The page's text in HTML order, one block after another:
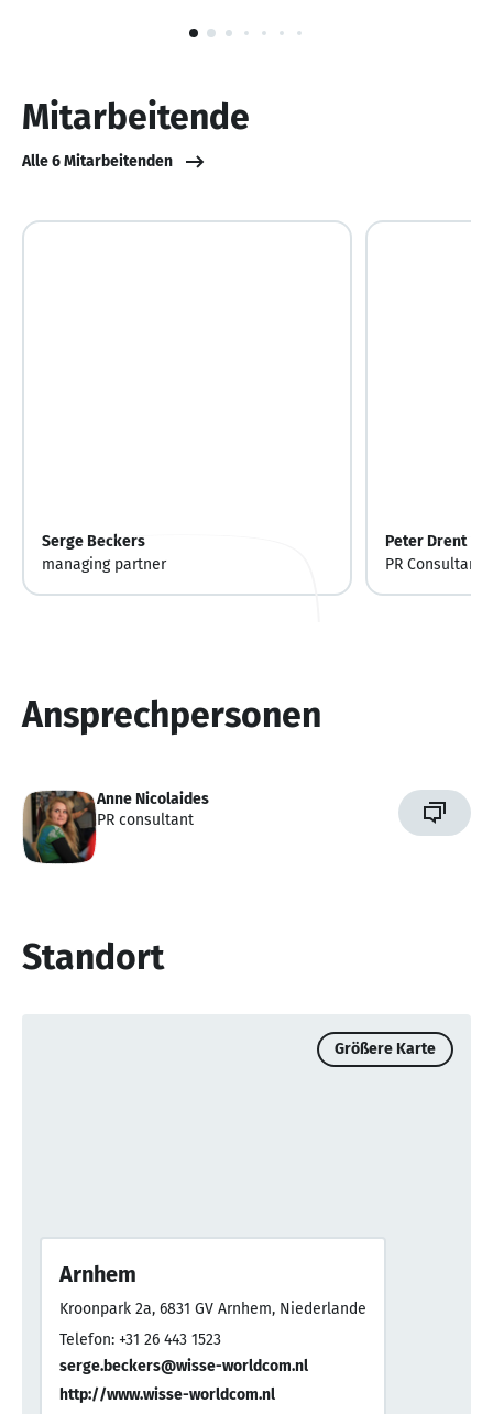
Mitarbeitende
Alle 6 Mitarbeitenden
Serge Beckers
managing partner
Peter Drent
PR Consultant
Ansprechpersonen
Anne Nicolaides
PR consultant
Standort
Größere Karte
Arnhem
Kroonpark 2a, 6831 GV Arnhem, Niederlande
Telefon: +31 26 443 1523
serge.beckers@wisse-worldcom.nl
http://www.wisse-worldcom.nl